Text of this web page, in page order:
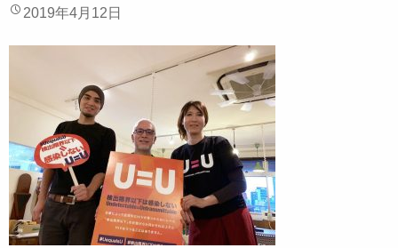
2019年4月12日